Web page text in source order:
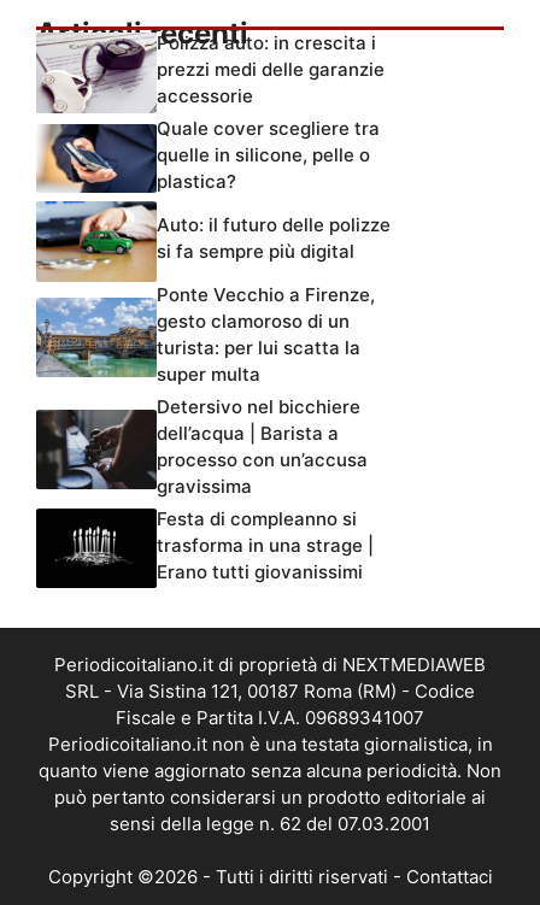
Articoli recentiPolizza auto: in crescita i
prezzi medi delle garanzie
accessorie
Quale cover scegliere tra
quelle in silicone, pelle o
plastica?
Auto: il futuro delle polizze
si fa sempre più digital
Ponte Vecchio a Firenze,
gesto clamoroso di un
turista: per lui scatta la
super multa
Detersivo nel bicchiere
dell’acqua | Barista a
processo con un’accusa
gravissima
Festa di compleanno si
trasforma in una strage |
Erano tutti giovanissimi
Periodicoitaliano.it di proprietà di NEXTMEDIAWEB
SRL - Via Sistina 121, 00187 Roma (RM) - Codice
Fiscale e Partita I.V.A. 09689341007
Periodicoitaliano.it non è una testata giornalistica, in
quanto viene aggiornato senza alcuna periodicità. Non
può pertanto considerarsi un prodotto editoriale ai
sensi della legge n. 62 del 07.03.2001
Copyright ©2026 - Tutti i diritti riservati - Contattaci